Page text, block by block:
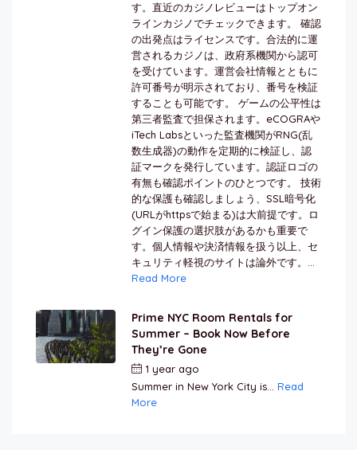
す。直近のカジノレビューはトップオン
ラインカジノでチェックできます。 確認
の出発点はライセンスです。合法的に運
営されるカジノは、政府系機関から認可
を受けています。運営会社情報とともに
許可番号が明示されており、番号を検証
することも可能です。 ゲームの公平性は
第三者監査で担保されます。eCOGRAや
iTech Labsといった監査機関がRNG(乱
数生成器)の動作を定期的に検証し、認
証マークを発行しています。認証ロゴの
有無も確認ポイントのひとつです。 技術
的な保護も確認しましょう、SSL暗号化
(URLがhttpsで始まる)は大前提です。ロ
グイン保護の選択肢があるかも重要で
す。個人情報や決済情報を扱う以上、セ
キュリティ軽視のサイトは論外です。...
Read More
Prime NYC Room Rentals for
Summer – Book Now Before
They’re Gone
1 year ago
Summer in New York City is... Read
More